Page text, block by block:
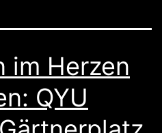
im Herzen
QYU